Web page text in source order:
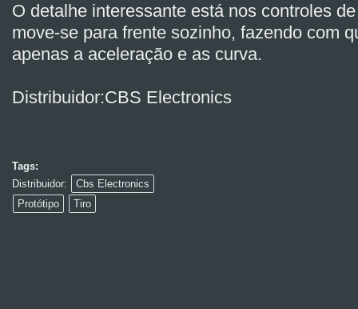
O detalhe interessante está nos controles
move-se para frente sozinho, fazendo com
apenas a aceleração e as curva.
Distribuidor:CBS Electronics
Tags:
Distribuidor:
Cbs Electronics
Protótipo
Tiro